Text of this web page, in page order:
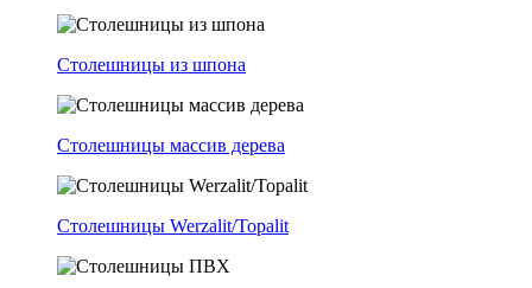
Столешницы из шпона
Столешницы массив дерева
Столешницы Werzalit/Topalit